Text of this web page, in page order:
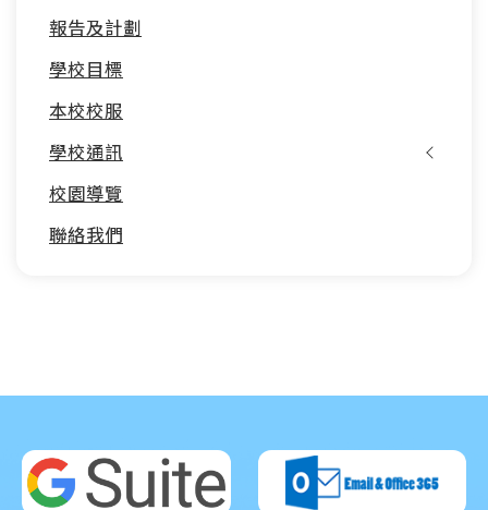
報告及計劃
學校目標
本校校服
學校通訊
校園導覽
聯絡我們